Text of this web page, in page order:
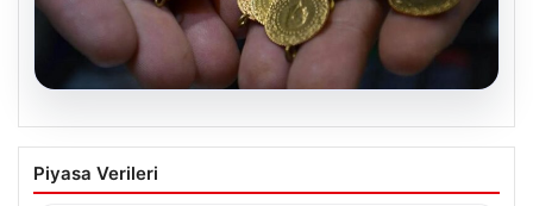
05.08.2026
14 Nisan 2026 Güncel Altın Fiyatları ve
Analizleri
Piyasa Verileri